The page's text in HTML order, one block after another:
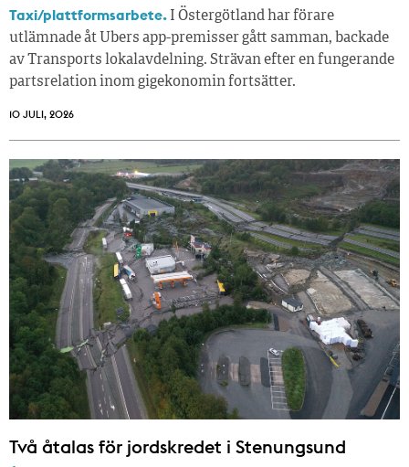
Taxi/plattformsarbete. I Östergötland har förare
utlämnade åt Ubers app-premisser gått samman, backade
av Transports lokalavdelning. Strävan efter en fungerande
partsrelation inom gigekonomin fortsätter.
10 JULI, 2026
Två åtalas för jordskredet i Stenungsund